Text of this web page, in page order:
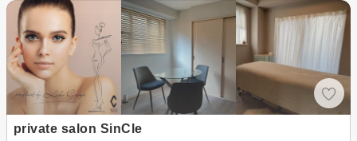
private salon SinCle